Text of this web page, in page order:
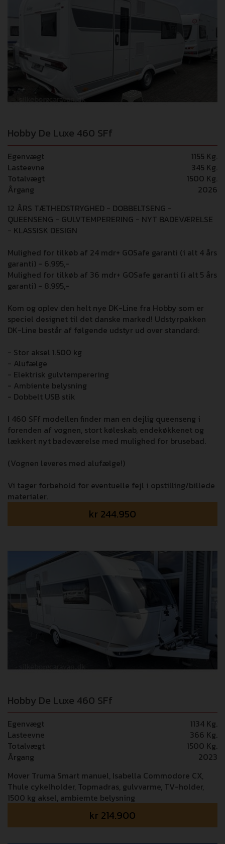
Hobby De Luxe 460 SFf
Egenvægt
1155 Kg.
Lasteevne
345 Kg.
Totalvægt
1500 Kg.
Årgang
2026
12 ÅRS TÆTHEDSTRYGHED - DOBBELTSENG -
QUEENSENG - GULVTEMPERERING - NYT BADEVÆRELSE
- KLASSISK DESIGN
Mulighed for tilkøb af 24 mdr+ GOSafe garanti (i alt 4 års
garanti) - 6.995,-
Mulighed for tilkøb af 36 mdr+ GOSafe garanti (i alt 5 års
garanti) - 8.995,-
Kom og oplev den helt nye DK-Line fra Hobby som er
speciel designet til det danske marked! Udstyrpakken
DK-Line består af følgende udstyr ud over standard:
- Stor aksel 1.500 kg
- Alufælge
- Elektrisk gulvtemperering
- Ambiente belysning
- Dobbelt USB stik
I 460 SFf modellen finder man en dejlig queenseng i
forenden af vognen, stort køleskab, endekøkkenet og
lækkert nyt badeværelse med mulighed for brusebad.
(Vognen leveres med alufælge!)
Vi tager forbehold for eventuelle fejl i opstilling/billede
materialer.
kr 244.950
Hobby De Luxe 460 SFf
Egenvægt
1134 Kg.
Lasteevne
366 Kg.
Totalvægt
1500 Kg.
Årgang
2023
Mover Truma Smart manuel, Isabella Commodore CX,
Thule cykelholder, Topmadras, gulvvarme, TV-holder,
1500 kg aksel, ambiemte belysning
kr 214.900